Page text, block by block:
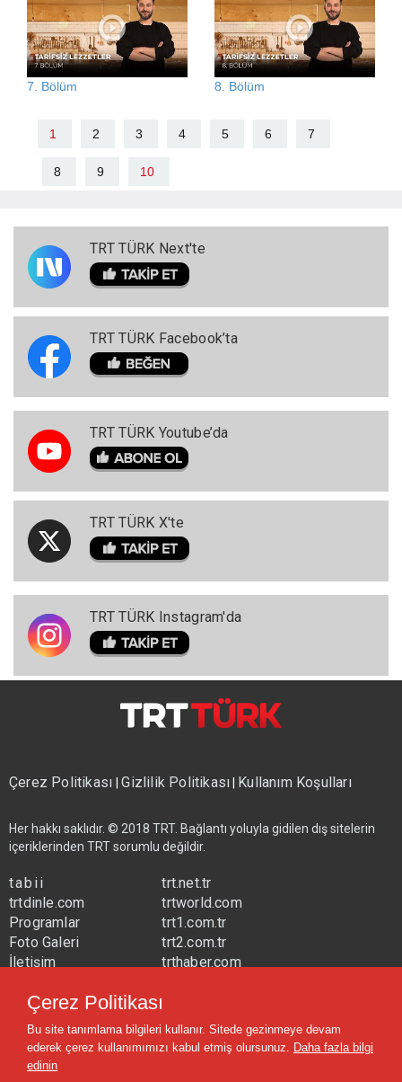
7. Bölüm 8. Bölüm
1 2 3 4 5 6 7
8 9 10
TRT TÜRK Next'te
TRT TÜRK Facebook’ta
TRT TÜRK Youtube’da
TRT TÜRK X'te
TRT TÜRK Instagram'da
Çerez Politikası|Gizlilik Politikası| Kullanım Koşulları
Her hakkı saklıdır. © 2018 TRT. Bağlantı yoluyla gidilen dış sitelerin
içeriklerinden TRT sorumlu değildir.
tabii
trtdinle.com
Programlar
Foto Galeri
İletişim
trt.net.tr
trtworld.com
trt1.com.tr
trt2.com.tr
trthaber.com
trtavaz.com.tr
trtmuzik.net.tr
trtcocuk.net.tr
Çerez Politikası
Bu site tanımlama bilgileri kullanır. Sitede gezinmeye devam
ederek çerez kullanımımızı kabul etmiş olursunuz. Daha fazla bilgi
edinin